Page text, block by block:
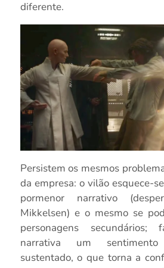
diferente.
Persistem os mesmos
da empresa: o vilão esquece-
pormenor narrativo
Mikkelsen) e o mesmo se
personagens
narrativa um
sustentado, o que torna a